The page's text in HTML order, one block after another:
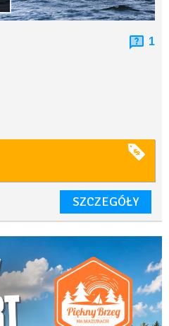
1
SZCZEGÓŁY